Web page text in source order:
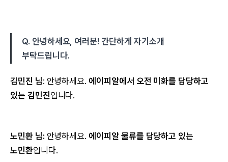
Q. 안녕하세요, 여러분! 간단하게 자기소개
부탁드립니다.
김민진 님: 안녕하세요. 에이피알에서 오전 미화를 담당하고
있는 김민진입니다.
노민환 님: 안녕하세요. 에이피알 물류를 담당하고 있는
노민환입니다.​